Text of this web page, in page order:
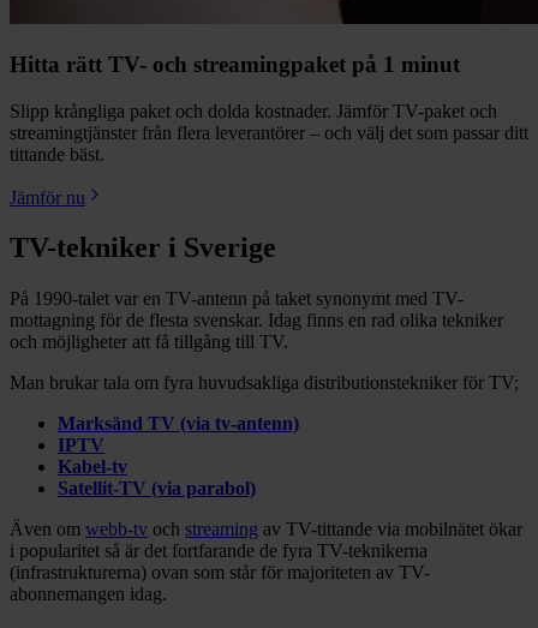
Hitta rätt TV- och streamingpaket på 1 minut
Slipp krångliga paket och dolda kostnader. Jämför TV-paket och
streamingtjänster från flera leverantörer – och välj det som passar ditt
tittande bäst.
Jämför nu
TV-tekniker i Sverige
På 1990-talet var en TV-antenn på taket synonymt med TV-
mottagning för de flesta svenskar. Idag finns en rad olika tekniker
och möjligheter att få tillgång till TV.
Man brukar tala om fyra huvudsakliga distributionstekniker för TV;
Marksänd TV (via tv-antenn)
IPTV
Kabel-tv
Satellit-TV (via parabol)
Även om webb-tv och streaming av TV-tittande via mobilnätet ökar
i popularitet så är det fortfarande de fyra TV-teknikerna
(infrastrukturerna) ovan som står för majoriteten av TV-
abonnemangen idag.